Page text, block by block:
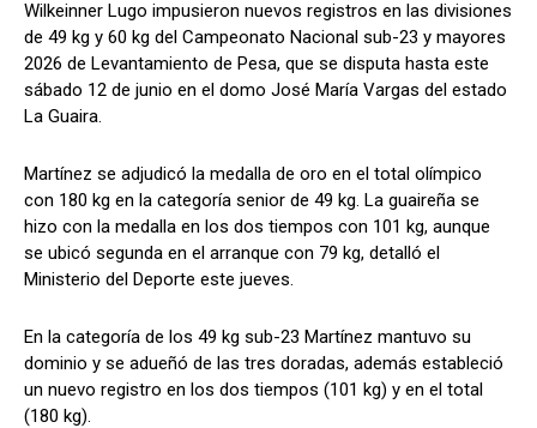
Wilkeinner Lugo impusieron nuevos registros en las divisiones
de 49 kg y 60 kg del Campeonato Nacional sub-23 y mayores
2026 de Levantamiento de Pesa, que se disputa hasta este
sábado 12 de junio en el domo José María Vargas del estado
La Guaira.
Martínez se adjudicó la medalla de oro en el total olímpico
con 180 kg en la categoría senior de 49 kg. La guaireña se
hizo con la medalla en los dos tiempos con 101 kg, aunque
se ubicó segunda en el arranque con 79 kg, detalló el
Ministerio del Deporte este jueves.
En la categoría de los 49 kg sub-23 Martínez mantuvo su
dominio y se adueñó de las tres doradas, además estableció
un nuevo registro en los dos tiempos (101 kg) y en el total
(180 kg).